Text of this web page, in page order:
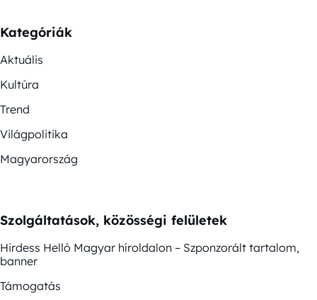
Kategóriák
Aktuális
Kultúra
Trend
Világpolitika
Magyarország
Szolgáltatások, közösségi felületek
Hirdess Helló Magyar híroldalon – Szponzorált tartalom,
banner
Támogatás